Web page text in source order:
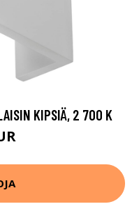
KIPSIÄ, 2 700 K